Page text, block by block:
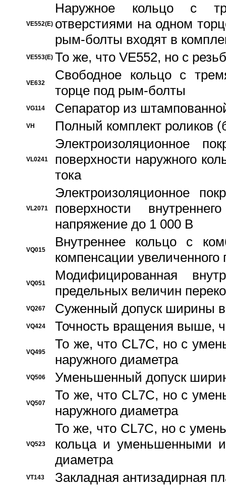
VE552(E)
Наружное кольцо с
отверстиями на одном
рым-болты входят в
VE553(E) То же, что VE552, но с
VE632
Свободное кольцо с
торце под рым-болты
VG114 Сепаратор из
VH Полный комплект роликов
VL0241
Электроизоляционное
поверхности наружного
тока
VL2071
Электроизоляционное
поверхности
напряжение до 1 000 В
VQ015
Bнутреннее кольцо с
компенсации увеличенного
VQ051
Модифицированная
предельных величин
VQ267 Суженный допуск ширины
VQ424 Точность вращения выше,
VQ495
То же, что CL7C, но с
наружного диаметра
VQ506 Уменьшенный допуск
VQ507
То же, что CL7C, но с
наружного диаметра
VQ523
То же, что CL7C, но с
кольца и уменьшенными
диаметра
VT143 Закладная антизадирная